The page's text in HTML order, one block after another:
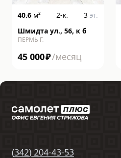
40.6 м² 2-к. 3 эт.
Шмидта ул., 56, к б
ПЕРМЬ Г.
45 000₽/месяц
(342) 204-43-53